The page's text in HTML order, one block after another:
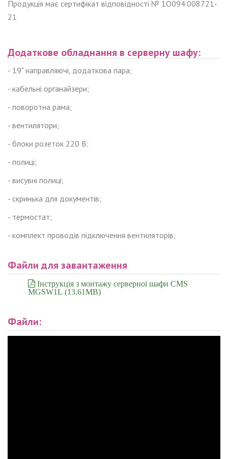
Продукція має сертифікат відповідності № 1О094.008721-
21
Додаткове обладнання в серверну шафу:
- 19" направляючі, додаткова пара;
- кабельні органайзери;
- поворотна рама;
- вентилятори;
- блоки розеток 220 В;
- полиці;
- висувні полиці;
- скринька для документів;
- термостат;
- комплект проводів підключення вентиляторів;
Файли для завантаження
Інструкція з монтажу серверної шафи CMS
MGSW1L (13.61MB)
Файли: